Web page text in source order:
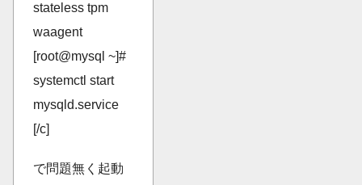
stateless tpm
waagent
[root@mysql ~]#
systemctl start
mysqld.service
[/c]
で問題無く起動